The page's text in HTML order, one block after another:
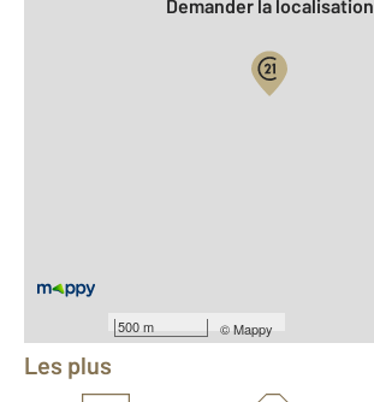
500 m ©Mappy
Demander la localisation
Équipements
Les plus